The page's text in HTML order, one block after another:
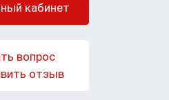
кабинет
вопрос
отзыв